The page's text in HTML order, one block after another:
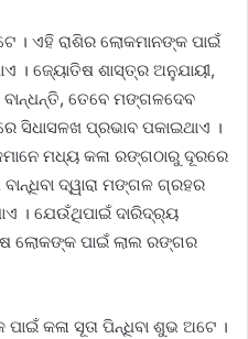
। ଏହି ରାଶିର ଲୋକମାନଙ୍କ ପାଇଁ
। ଜ୍ୟୋତିଷ ଶାସ୍ତ୍ର ଅନୁଯାୟୀ,
ବାନ୍ଧନ୍ତି, ତେବେ ମଙ୍ଗଳଦେବ
ସିଧାସଳଖ ପ୍ରଭାବ ପକାଇଥାଏ ।
ମଧ୍ୟ କଳା ରଙ୍ଗଠାରୁ ଦୂରରେ
ଦ୍ୱାରା ମଙ୍ଗଳ ଗ୍ରହର
। ଯେଉଁଥିପାଇଁ ଦାରିଦ୍ର୍ୟ
ଲୋକଙ୍କ ପାଇଁ ଲାଲ ରଙ୍ଗର
କଳା ସୂତା ପିନ୍ଧିବା ଶୁଭ ଅଟେ ।